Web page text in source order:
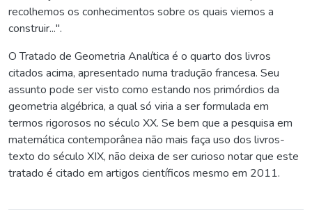
recolhemos os conhecimentos sobre os quais viemos a
construir...".
O Tratado de Geometria Analítica é o quarto dos livros
citados acima, apresentado numa tradução francesa. Seu
assunto pode ser visto como estando nos primórdios da
geometria algébrica, a qual só viria a ser formulada em
termos rigorosos no século XX. Se bem que a pesquisa em
matemática contemporânea não mais faça uso dos livros-
texto do século XIX, não deixa de ser curioso notar que este
tratado é citado em artigos científicos mesmo em 2011.